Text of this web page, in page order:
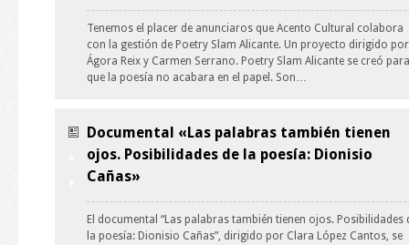
Tenemos el placer de anunciaros que Acento Cultural colabora
con la gestión de Poetry Slam Alicante. Un proyecto dirigido por
Ágora Reix y Carmen Serrano. Poetry Slam Alicante se creó para
que la poesía no acabara en el papel. Son…
Documental «Las palabras también tienen
ojos. Posibilidades de la poesía: Dionisio
Cañas»
El documental “Las palabras también tienen ojos. Posibilidades
la poesía: Dionisio Cañas”, dirigido por Clara López Cantos, se